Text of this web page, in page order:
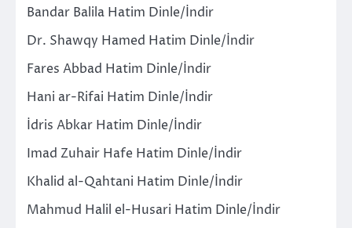
Bandar Balila Hatim Dinle/İndir
Dr. Shawqy Hamed Hatim Dinle/İndir
Fares Abbad Hatim Dinle/İndir
Hani ar-Rifai Hatim Dinle/İndir
İdris Abkar Hatim Dinle/İndir
Imad Zuhair Hafe Hatim Dinle/İndir
Khalid al-Qahtani Hatim Dinle/İndir
Mahmud Halil el-Husari Hatim Dinle/İndir